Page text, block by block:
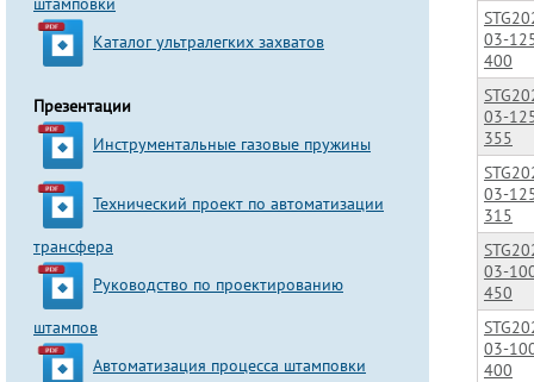
Каталог ультралегких захватов
Презентации
Инструментальные газовые пружины
Технический проект по автоматизации
трансфера
Руководство по проектированию
штампов
Автоматизация процесса штамповки
03-
400
03-
355
03-
315
03-
450
03-
400